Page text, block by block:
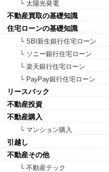
└ 太陽光発電
不動産買取の基礎知識
住宅ローンの基礎知識
└ SBI新生銀行住宅ローン
└ ソニー銀行住宅ローン
└ 楽天銀行住宅ローン
└ PayPay銀行住宅ローン
リースバック
不動産投資
不動産購入
└ マンション購入
引越し
不動産その他
└ 不動産テック